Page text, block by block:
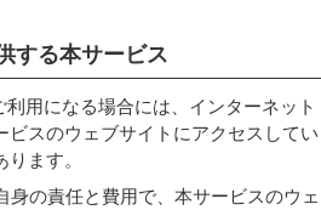
する本サービス
利用になる場合には、インターネット
ビスのウェブサイトにアクセスしてい
ます。
身の責任と費用で、本サービスのウェ